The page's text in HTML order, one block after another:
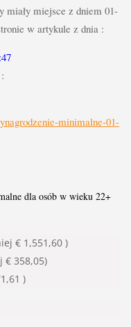
miały miejsce z dniem 01-
w artykule z dnia :
minimalne-01-
dla osób w wieku 22+
€ 1,551,60 )
€ 358,05)
)